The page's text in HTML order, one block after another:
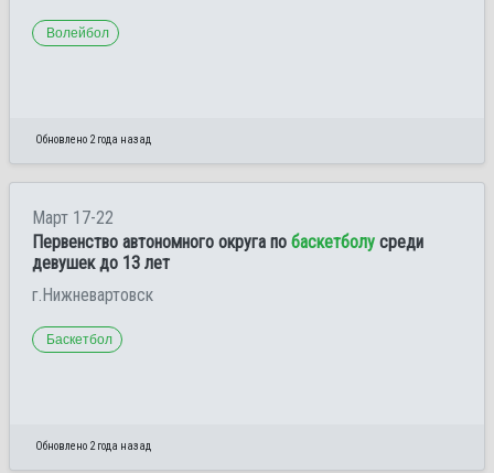
Волейбол
Обновлено 2 года назад
Март 17-22
Первенство автономного округа по баскетболу среди
девушек до 13 лет
г.Нижневартовск
Баскетбол
Обновлено 2 года назад